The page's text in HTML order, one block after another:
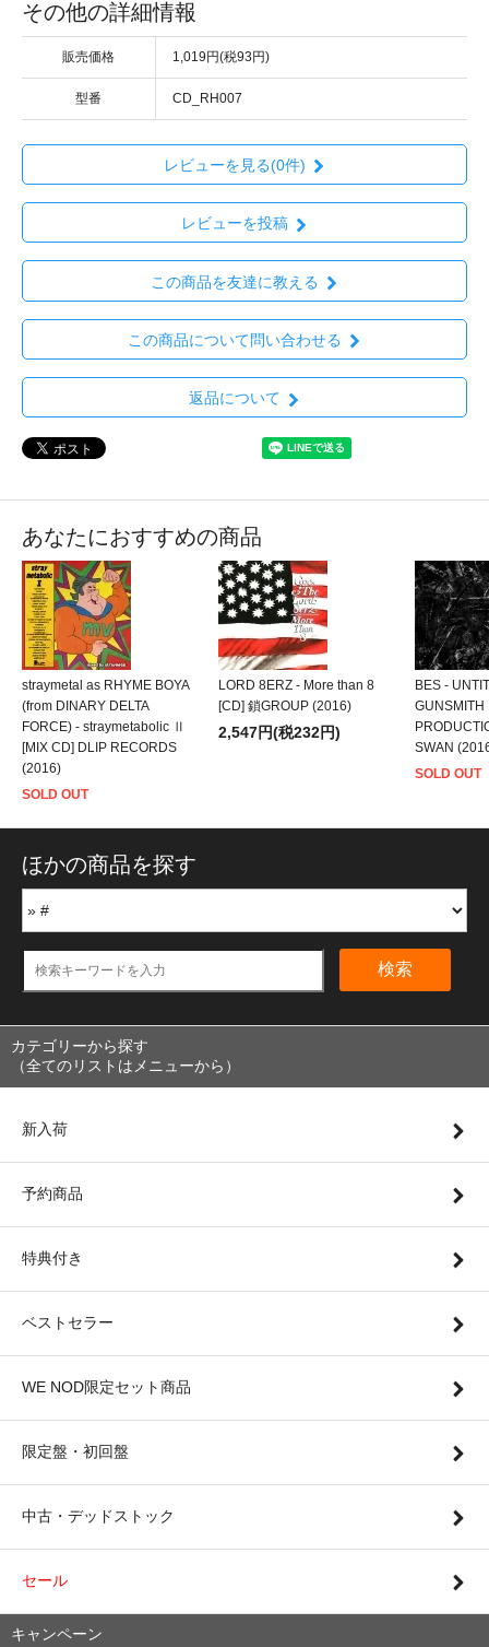
その他の詳細情報
販売価格 1,019円(税93円)
型番 CD_RH007
レビューを見る(0件)
レビューを投稿
この商品を友達に教える
この商品について問い合わせる
返品について
あなたにおすすめの商品
straymetal as RHYME BOYA
(from DINARY DELTA
FORCE) - straymetabolic Ⅱ
[MIX CD] DLIP RECORDS
(2016)
SOLD OUT
LORD 8ERZ - More than 8
[CD] 鎖GROUP (2016)
2,547円(税232円)
BES -
GUNSMITH
SWAN
SOLD OUT
ほかの商品を探す
検索
カテゴリーから探す
（全てのリストはメニューから）
新入荷
予約商品
特典付き
ベストセラー
WE NOD限定セット商品
限定盤・初回盤
中古・デッドストック
セール
キャンペーン